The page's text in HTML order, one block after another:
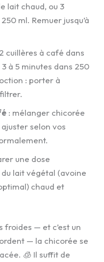
lait chaud, ou 3
ml. Remuer jusqu’à
2 cuillères à café dans
à 5 minutes dans 250
: porter à
: mélanger chicorée
selon vos
une dose
lait végétal (avoine
chaud et
froides — et c’est un
— la chicorée se
🧊 Il suffit de